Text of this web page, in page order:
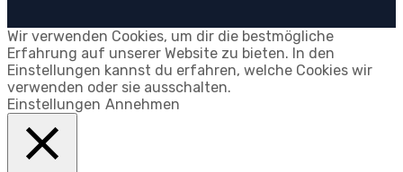
Wir verwenden Cookies, um dir die bestmögliche
Erfahrung auf unserer Website zu bieten. In den
Einstellungen kannst du erfahren, welche Cookies wir
verwenden oder sie ausschalten.
Einstellungen Annehmen